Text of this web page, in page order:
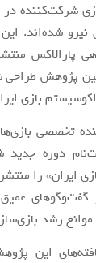
شرکت‌کننده
نیرو شده‌اند.
پارالاکس
پژوهش
بازی
تخصصی
دوره
ایران» را
عمیق
رشد
این